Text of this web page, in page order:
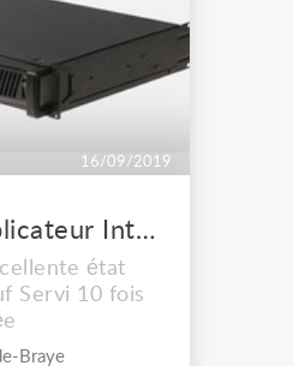
16/09/2019
Vend amplicateur Inter M L 3000
état
Servi 10 fois
Braye